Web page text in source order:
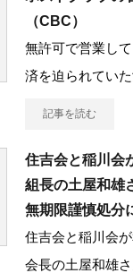
（CBC）
無許可で営業し
済を迫られてい
記事を読む
住吉会と稲川会
組長の土屋和雄
無期限謹慎処分
住吉会と稲川会
会長の土屋和雄